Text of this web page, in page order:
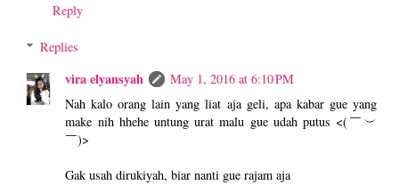
Reply
Replies
vira elyansyah
May 1, 2016 at 6:10 PM
Nah kalo orang lain yang liat aja geli, apa kabar gue yang
make nih hhehe untung urat malu gue udah putus <(￣︶
￣)>
Gak usah dirukiyah, biar nanti gue rajam aja